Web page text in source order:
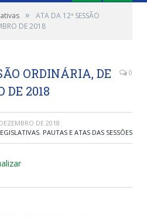
»
ATA DA 12ª SESSÃO
DE 2018
ORDINÁRIA, DE
DE 2018
0
DE 2018
, PAUTAS E ATAS DAS SESSÕES